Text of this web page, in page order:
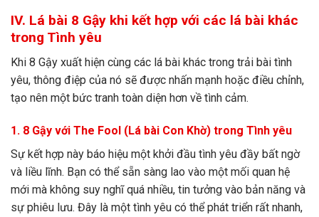
IV. Lá bài 8 Gậy khi kết hợp với các lá bài khác
trong Tình yêu
Khi 8 Gậy xuất hiện cùng các lá bài khác trong trải bài tình
yêu, thông điệp của nó sẽ được nhấn mạnh hoặc điều chỉnh,
tạo nên một bức tranh toàn diện hơn về tình cảm.
1. 8 Gậy với The Fool (Lá bài Con Khờ) trong Tình yêu
Sự kết hợp này báo hiệu một khởi đầu tình yêu đầy bất ngờ
và liều lĩnh. Bạn có thể sẵn sàng lao vào một mối quan hệ
mới mà không suy nghĩ quá nhiều, tin tưởng vào bản năng và
sự phiêu lưu. Đây là một tình yêu có thể phát triển rất nhanh,